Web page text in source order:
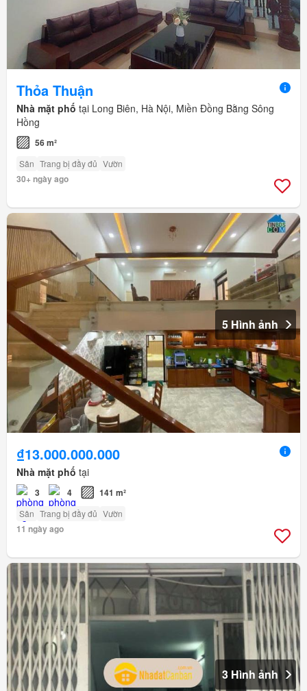
Thỏa Thuận
Nhà mặt phố tại Long Biên, Hà Nội, Miền Đồng Bằng Sông
Hồng
56 m²
Sân Trang bị đầy đủ Vườn
30+ ngày ago
5 Hình ảnh
₫13.000.000.000
Nhà mặt phố tại
3 4 141 m²
Sân Trang bị đầy đủ Vườn
11 ngày ago
3 Hình ảnh